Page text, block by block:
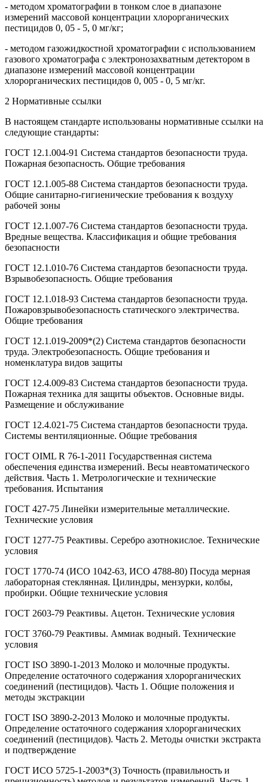
- методом хроматографии в тонком слое в диапазоне
измерений массовой концентрации хлорорганических
пестицидов 0, 05 - 5, 0 мг/кг;
- методом газожидкостной хроматографии с использованием
газового хроматографа с электронозахватным детектором в
диапазоне измерений массовой концентрации
хлорорганических пестицидов 0, 005 - 0, 5 мг/кг.
2 Нормативные ссылки
В настоящем стандарте использованы нормативные ссылки на
следующие стандарты:
ГОСТ 12.1.004-91 Система стандартов безопасности труда.
Пожарная безопасность. Общие требования
ГОСТ 12.1.005-88 Система стандартов безопасности труда.
Общие санитарно-гигиенические требования к воздуху
рабочей зоны
ГОСТ 12.1.007-76 Система стандартов безопасности труда.
Вредные вещества. Классификация и общие требования
безопасности
ГОСТ 12.1.010-76 Система стандартов безопасности труда.
Взрывобезопасность. Общие требования
ГОСТ 12.1.018-93 Система стандартов безопасности труда.
Пожаровзрывобезопасность статического электричества.
Общие требования
ГОСТ 12.1.019-2009*(2) Система стандартов безопасности
труда. Электробезопасность. Общие требования и
номенклатура видов защиты
ГОСТ 12.4.009-83 Система стандартов безопасности труда.
Пожарная техника для защиты объектов. Основные виды.
Размещение и обслуживание
ГОСТ 12.4.021-75 Система стандартов безопасности труда.
Системы вентиляционные. Общие требования
ГOCT OIML R 76-1-2011 Государственная система
обеспечения единства измерений. Весы неавтоматического
действия. Часть 1. Метрологические и технические
требования. Испытания
ГОСТ 427-75 Линейки измерительные металлические.
Технические условия
ГОСТ 1277-75 Реактивы. Серебро азотнокислое. Технические
условия
ГОСТ 1770-74 (ИСО 1042-63, ИСО 4788-80) Посуда мерная
лабораторная стеклянная. Цилиндры, мензурки, колбы,
пробирки. Общие технические условия
ГОСТ 2603-79 Реактивы. Ацетон. Технические условия
ГОСТ 3760-79 Реактивы. Аммиак водный. Технические
условия
ГОСТ ISO 3890-1-2013 Молоко и молочные продукты.
Определение остаточного содержания хлорорганических
соединений (пестицидов). Часть 1. Общие положения и
методы экстракции
ГОСТ ISO 3890-2-2013 Молоко и молочные продукты.
Определение остаточного содержания хлорорганических
соединений (пестицидов). Часть 2. Методы очистки экстракта
и подтверждение
ГОСТ ИСО 5725-1-2003*(3) Точность (правильность и